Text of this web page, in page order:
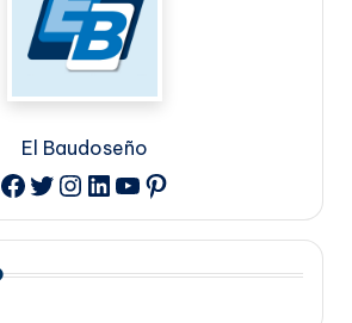
El Baudoseño
Facebook
Twitter
Instagram
LinkedIn
YouTube
Pinterest